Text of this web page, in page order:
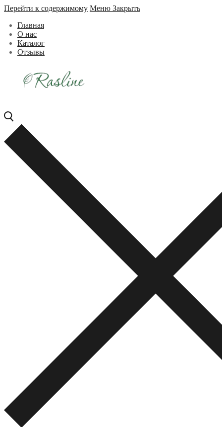
Перейти к содержимому Меню Закрыть
Главная
О нас
Каталог
Отзывы